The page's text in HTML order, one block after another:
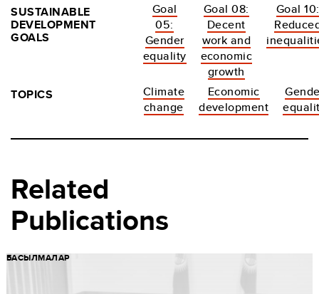
SUSTAINABLE
DEVELOPMENT
GOALS
Goal
05:
Gender
equality
Goal 08:
Decent
work and
economic
growth
Goal 10:
TOPICS
Climate
change
Economic
development
Related
Publications
БАСЫЛМАЛАР